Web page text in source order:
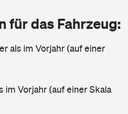
für das Fahrzeug:
als im Vorjahr (auf einer
im Vorjahr (auf einer Skala